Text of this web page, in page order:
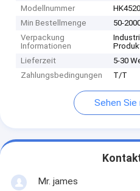
Modellnummer
HK4520
Min Bestellmenge
50-
Verpackung
Informationen
Lieferzeit
5-30
Zahlungsbedingungen
T/T
Sehen Sie
Mr. james